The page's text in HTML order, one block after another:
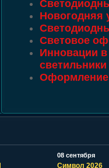
Новогодняя
Световое
Инновации в
светильники
Оформление
08 сентября
Символ 2026